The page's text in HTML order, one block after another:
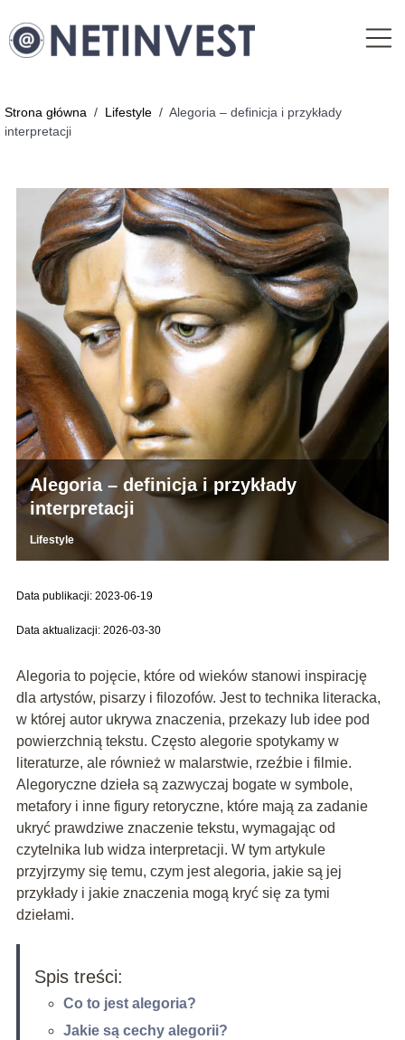
Strona główna / Lifestyle / Alegoria – definicja i przykłady
interpretacji
Alegoria – definicja i przykłady
interpretacji
Lifestyle
Data publikacji: 2023-06-19
Data aktualizacji: 2026-03-30
Alegoria to pojęcie, które od wieków stanowi inspirację
dla artystów, pisarzy i filozofów. Jest to technika literacka,
w której autor ukrywa znaczenia, przekazy lub idee pod
powierzchnią tekstu. Często alegorie spotykamy w
literaturze, ale również w malarstwie, rzeźbie i filmie.
Alegoryczne dzieła są zazwyczaj bogate w symbole,
metafory i inne figury retoryczne, które mają za zadanie
ukryć prawdziwe znaczenie tekstu, wymagając od
czytelnika lub widza interpretacji. W tym artykule
przyjrzymy się temu, czym jest alegoria, jakie są jej
przykłady i jakie znaczenia mogą kryć się za tymi
dziełami.
Spis treści:
Co to jest alegoria?
Jakie są cechy alegorii?